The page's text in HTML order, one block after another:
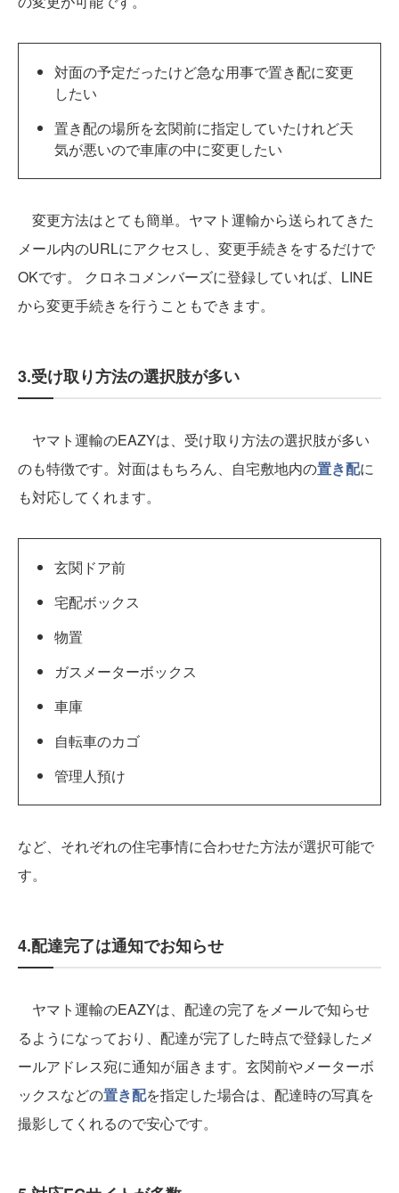
対面の予定だったけど急な用事で置き配に変更
したい
置き配の場所を玄関前に指定していたけれど天
気が悪いので車庫の中に変更したい
変更方法はとても簡単。ヤマト運輸から送られてきた
メール内のURLにアクセスし、変更手続きをするだけで
OKです。 クロネコメンバーズに登録していれば、LINE
から変更手続きを行うこともできます。
3.受け取り方法の選択肢が多い
ヤマト運輸のEAZYは、受け取り方法の選択肢が多い
のも特徴です。対面はもちろん、自宅敷地内の置き配に
も対応してくれます。
玄関ドア前
宅配ボックス
物置
ガスメーターボックス
車庫
自転車のカゴ
管理人預け
など、それぞれの住宅事情に合わせた方法が選択可能で
す。
4.配達完了は通知でお知らせ
ヤマト運輸のEAZYは、配達の完了をメールで知らせ
るようになっており、配達が完了した時点で登録したメ
ールアドレス宛に通知が届きます。玄関前やメーターボ
ックスなどの置き配を指定した場合は、配達時の写真を
撮影してくれるので安心です。